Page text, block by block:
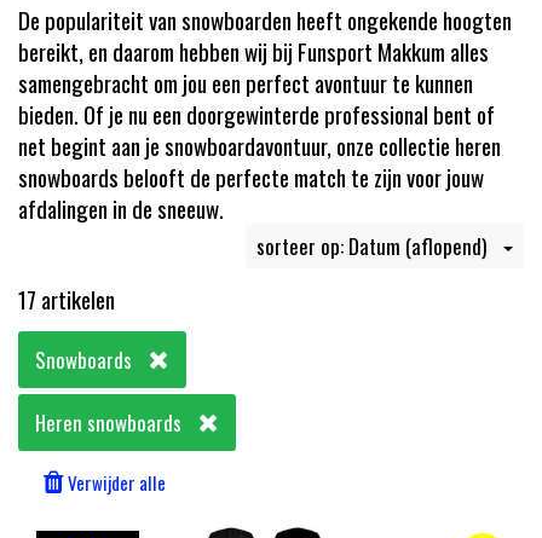
De populariteit van snowboarden heeft ongekende hoogten
bereikt, en daarom hebben wij bij Funsport Makkum alles
samengebracht om jou een perfect avontuur te kunnen
bieden. Of je nu een doorgewinterde professional bent of
net begint aan je snowboardavontuur, onze collectie heren
snowboards belooft de perfecte match te zijn voor jouw
afdalingen in de sneeuw.
sorteer op: Datum (aflopend)
17 artikelen
Snowboards
Heren snowboards
Verwijder alle